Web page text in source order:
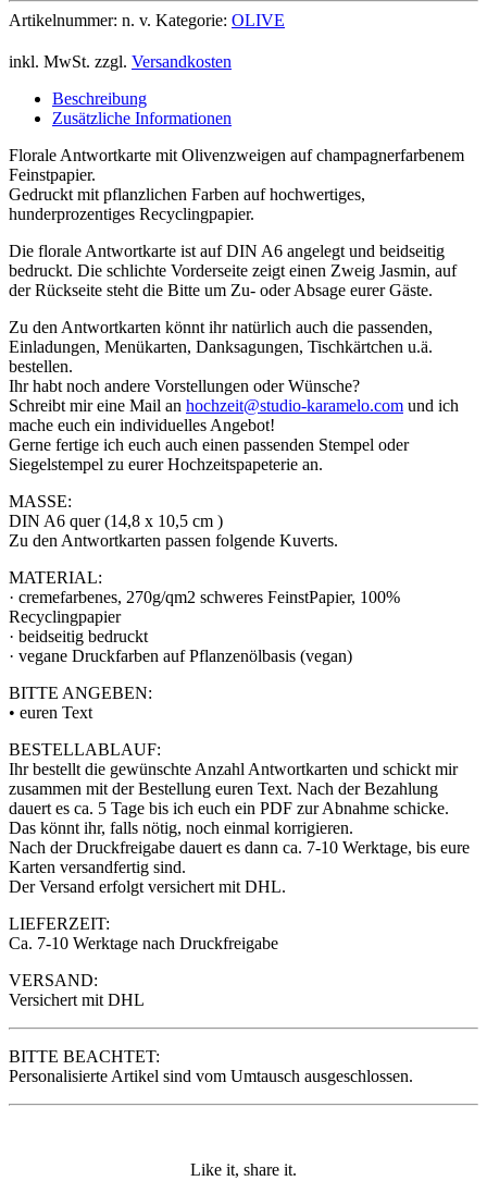
Artikelnummer: n. v. Kategorie: OLIVE
inkl. MwSt. zzgl. Versandkosten
Beschreibung
Zusätzliche Informationen
Florale Antwortkarte mit Olivenzweigen auf champagnerfarbenem
Feinstpapier.
Gedruckt mit pflanzlichen Farben auf hochwertiges,
hunderprozentiges Recyclingpapier.
Die florale Antwortkarte ist auf DIN A6 angelegt und beidseitig
bedruckt. Die schlichte Vorderseite zeigt einen Zweig Jasmin, auf
der Rückseite steht die Bitte um Zu- oder Absage eurer Gäste.
Zu den Antwortkarten könnt ihr natürlich auch die passenden,
Einladungen, Menükarten, Danksagungen, Tischkärtchen u.ä.
bestellen.
Ihr habt noch andere Vorstellungen oder Wünsche?
Schreibt mir eine Mail an hochzeit@studio-karamelo.com und ich
mache euch ein individuelles Angebot!
Gerne fertige ich euch auch einen passenden Stempel oder
Siegelstempel zu eurer Hochzeitspapeterie an.
MASSE:
DIN A6 quer (14,8 x 10,5 cm )
Zu den Antwortkarten passen folgende Kuverts.
MATERIAL:
· cremefarbenes, 270g/qm2 schweres FeinstPapier, 100%
Recyclingpapier
· beidseitig bedruckt
· vegane Druckfarben auf Pflanzenölbasis (vegan)
BITTE ANGEBEN:
• euren Text
BESTELLABLAUF:
Ihr bestellt die gewünschte Anzahl Antwortkarten und schickt mir
zusammen mit der Bestellung euren Text. Nach der Bezahlung
dauert es ca. 5 Tage bis ich euch ein PDF zur Abnahme schicke.
Das könnt ihr, falls nötig, noch einmal korrigieren.
Nach der Druckfreigabe dauert es dann ca. 7-10 Werktage, bis eure
Karten versandfertig sind.
Der Versand erfolgt versichert mit DHL.
LIEFERZEIT:
Ca. 7-10 Werktage nach Druckfreigabe
VERSAND:
Versichert mit DHL
BITTE BEACHTET:
Personalisierte Artikel sind vom Umtausch ausgeschlossen.
Like it, share it.